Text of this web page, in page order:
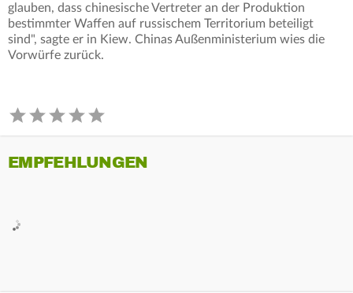
glauben, dass chinesische Vertreter an der Produktion
bestimmter Waffen auf russischem Territorium beteiligt
sind", sagte er in Kiew. Chinas Außenministerium wies die
Vorwürfe zurück.
EMPFEHLUNGEN